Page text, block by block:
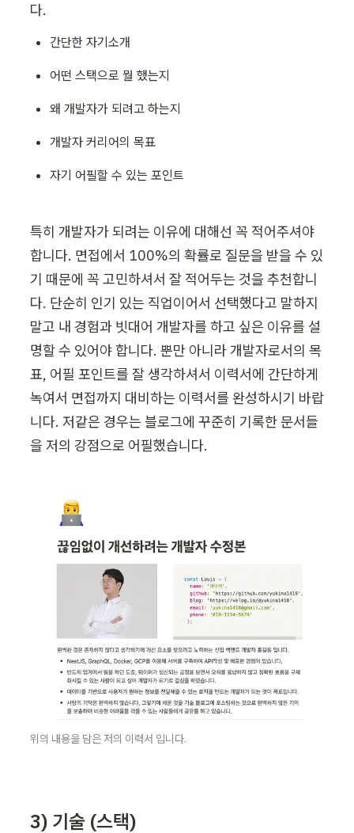
다.
간단한 자기소개
어떤 스택으로 뭘 했는지
왜 개발자가 되려고 하는지
개발자 커리어의 목표
자기 어필할 수 있는 포인트
특히 개발자가 되려는 이유에 대해선 꼭 적어주셔야
합니다. 면접에서 100%의 확률로 질문을 받을 수 있
기 때문에 꼭 고민하셔서 잘 적어두는 것을 추천합니
다. 단순히 인기 있는 직업이어서 선택했다고 말하지
말고 내 경험과 빗대어 개발자를 하고 싶은 이유를 설
명할 수 있어야 합니다. 뿐만 아니라 개발자로서의 목
표, 어필 포인트를 잘 생각하셔서 이력서에 간단하게
녹여서 면접까지 대비하는 이력서를 완성하시기 바랍
니다. 저같은 경우는 블로그에 꾸준히 기록한 문서들
을 저의 강점으로 어필했습니다.
위의 내용을 담은 저의 이력서 입니다.
3) 기술 (스택)